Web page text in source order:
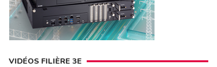
VIDÉOS FILIÈRE 3E